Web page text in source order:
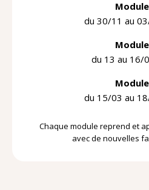
du 30/11 au
du 13 au 16/
du 15/03 au
Chaque module reprend et
avec de nouvelles